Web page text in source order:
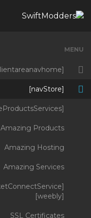
MENU
[clientareanavhome]
[navStore]
[navBrowseProductsServices]
Amazing Products
Amazing Hosting
Amazing Services
[weebly]
SSL Certificates